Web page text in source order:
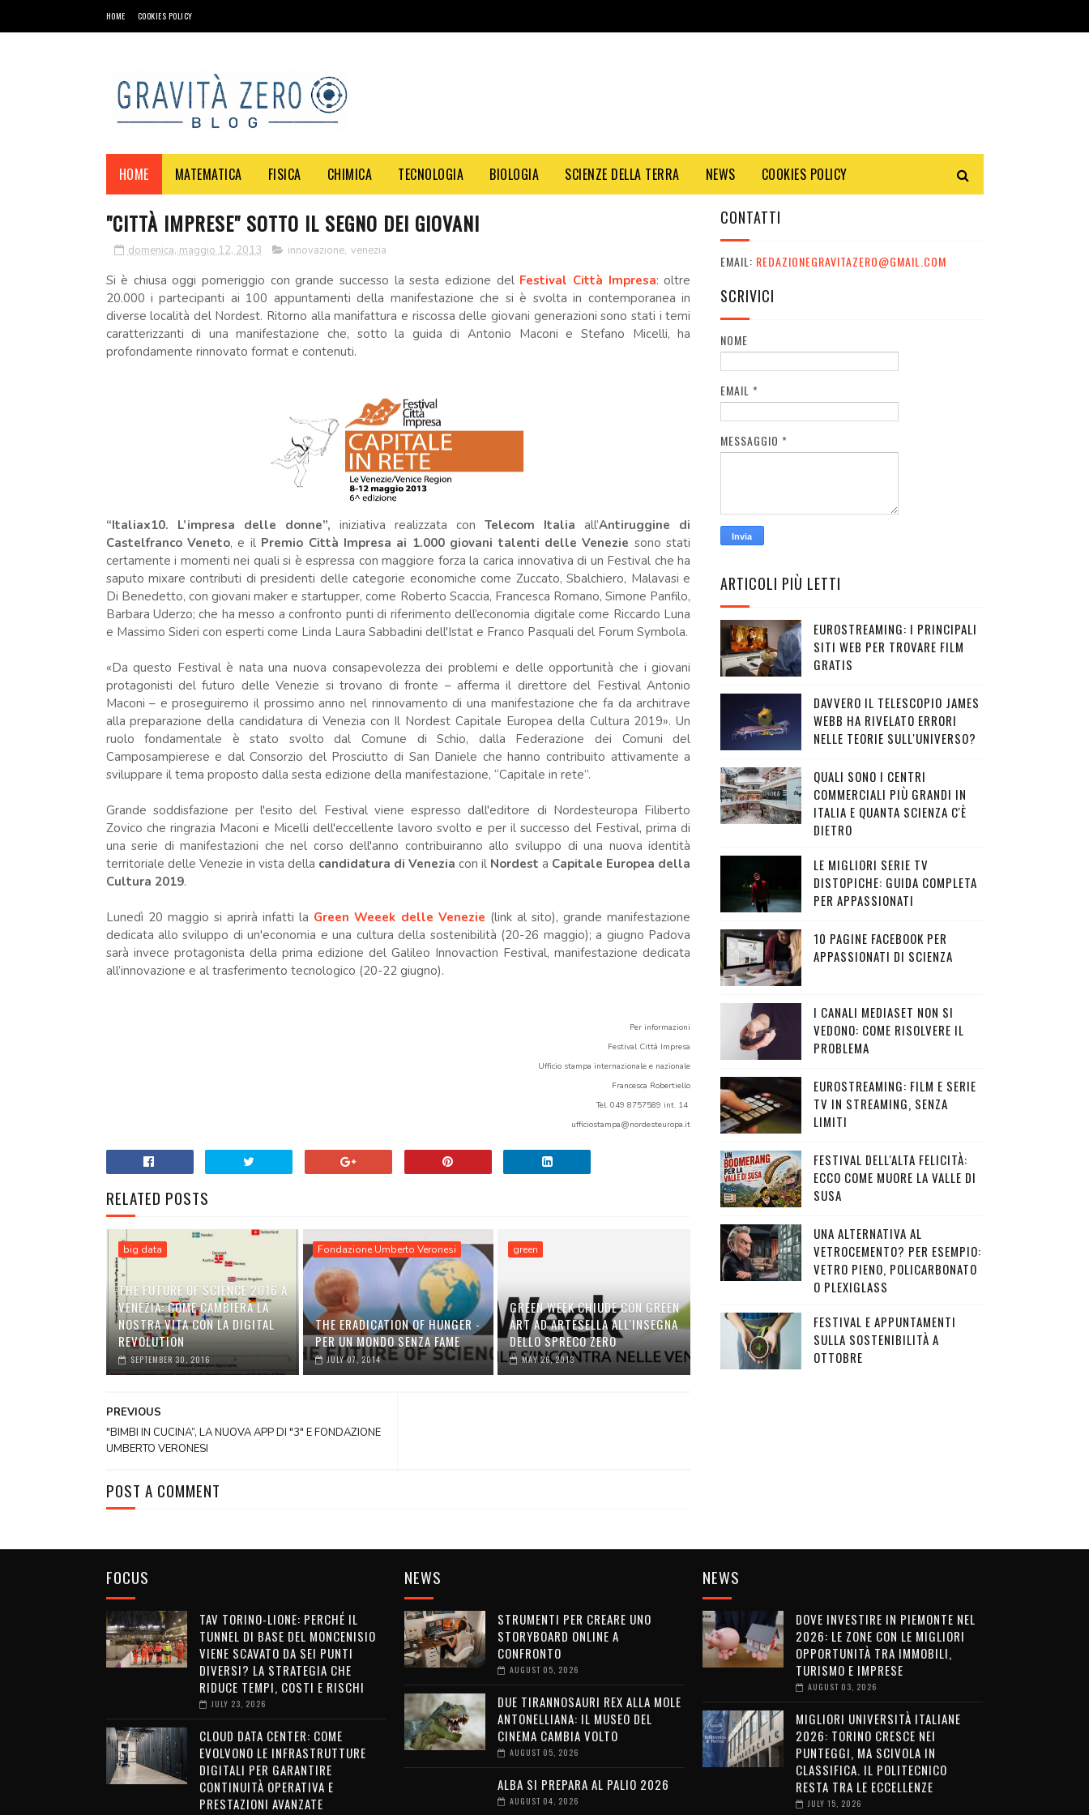
HOME COOKIES POLICY
HOME MATEMATICA FISICA CHIMICA TECNOLOGIA BIOLOGIA SCIENZE DELLA TERRA NEWS COOKIES POLICY
"CITTÀ IMPRESE" SOTTO IL SEGNO DEI GIOVANI
domenica, maggio 12, 2013 innovazione, venezia
Si è chiusa oggi pomeriggio con grande successo la sesta edizione del Festival Città Impresa: oltre
20.000 i partecipanti ai 100 appuntamenti della manifestazione che si è svolta in contemporanea in
diverse località del Nordest. Ritorno alla manifattura e riscossa delle giovani generazioni sono stati i temi
caratterizzanti di una manifestazione che, sotto la guida di Antonio Maconi e Stefano Micelli, ha
profondamente rinnovato format e contenuti.
“Italiax10. L’impresa delle donne”, iniziativa realizzata conTelecom Italia all’Antiruggine di
Castelfranco Veneto, e il Premio Città Impresa ai 1.000 giovani talenti delle Venezie sono stati
certamente i momenti nei quali si è espressa con maggiore forza la carica innovativa di un Festival che ha
saputo mixare contributi di presidenti delle categorie economiche come Zuccato, Sbalchiero, Malavasi e
Di Benedetto, con giovani maker e startupper, come Roberto Scaccia, Francesca Romano, Simone Panfilo,
Barbara Uderzo; che ha messo a confronto punti di riferimento dell’economia digitale come Riccardo Luna
e Massimo Sideri con esperti come Linda Laura Sabbadini dell'Istat e Franco Pasquali del Forum Symbola.
«Da questo Festival è nata una nuova consapevolezza dei problemi e delle opportunità che i giovani
protagonisti del futuro delle Venezie si trovano di fronte – afferma il direttore del Festival Antonio
Maconi – e proseguiremo il prossimo anno nel rinnovamento di una manifestazione che fa da architrave
alla preparazione della candidatura di Venezia con Il Nordest Capitale Europea della Cultura 2019». Un
ruolo fondamentale è stato svolto dal Comune di Schio, dalla Federazione dei Comuni del
Camposampierese e dal Consorzio del Prosciutto di San Daniele che hanno contribuito attivamente a
sviluppare il tema proposto dalla sesta edizione della manifestazione, “Capitale in rete”.
Grande soddisfazione per l'esito del Festival viene espresso dall'editore di Nordesteuropa Filiberto
Zovico che ringrazia Maconi e Micelli dell'eccellente lavoro svolto e per il successo del Festival, prima di
una serie di manifestazioni che nel corso dell'anno contribuiranno allo sviluppo di una nuova identità
territoriale delle Venezie in vista della candidatura di Venezia con il Nordest a Capitale Europea della
Cultura 2019.
Lunedì 20 maggio si aprirà infatti la Green Weeek delle Venezie (link al sito), grande manifestazione
dedicata allo sviluppo di un'economia e una cultura della sostenibilità (20-26 maggio); a giugno Padova
sarà invece protagonista della prima edizione del Galileo Innovaction Festival, manifestazione dedicata
all’innovazione e al trasferimento tecnologico (20-22 giugno).
Per informazioni
Festival Città Impresa
Ufficio stampa internazionale e nazionale
Francesca Robertiello
Tel. 049 8757589 int. 14
ufficiostampa@nordesteuropa.it
RELATED POSTS
big data
THE FUTURE OF SCIENCE 2016 A
VENEZIA: COME CAMBIERÀ LA
NOSTRA VITA CON LA DIGITAL
REVOLUTION
SEPTEMBER 30, 2016
Fondazione Umberto Veronesi
THE ERADICATION OF HUNGER -
PER UN MONDO SENZA FAME
JULY 07, 2014
green
GREEN WEEK CHIUDE CON GREEN
ART AD ARTESELLA ALL'INSEGNA
DELLO SPRECO ZERO
MAY 26, 2013
PREVIOUS
"BIMBI IN CUCINA”, LA NUOVA APP DI "3" E FONDAZIONE
UMBERTO VERONESI
POST A COMMENT
CONTATTI
EMAIL: REDAZIONEGRAVITAZERO@GMAIL.COM
SCRIVICI
NOME
EMAIL *
MESSAGGIO *
ARTICOLI PIÙ LETTI
EUROSTREAMING: I PRINCIPALI
SITI WEB PER TROVARE FILM
GRATIS
DAVVERO IL TELESCOPIO JAMES
WEBB HA RIVELATO ERRORI
NELLE TEORIE SULL'UNIVERSO?
QUALI SONO I CENTRI
COMMERCIALI PIÙ GRANDI IN
ITALIA E QUANTA SCIENZA C'È
DIETRO
LE MIGLIORI SERIE TV
DISTOPICHE: GUIDA COMPLETA
PER APPASSIONATI
10 PAGINE FACEBOOK PER
APPASSIONATI DI SCIENZA
I CANALI MEDIASET NON SI
VEDONO: COME RISOLVERE IL
PROBLEMA
EUROSTREAMING: FILM E SERIE
TV IN STREAMING, SENZA
LIMITI
FESTIVAL DELL'ALTA FELICITÀ:
ECCO COME MUORE LA VALLE DI
SUSA
UNA ALTERNATIVA AL
VETROCEMENTO? PER ESEMPIO:
VETRO PIENO, POLICARBONATO
O PLEXIGLASS
FESTIVAL E APPUNTAMENTI
SULLA SOSTENIBILITÀ A
OTTOBRE
FOCUS
TAV TORINO-LIONE: PERCHÉ IL
TUNNEL DI BASE DEL MONCENISIO
VIENE SCAVATO DA SEI PUNTI
DIVERSI? LA STRATEGIA CHE
RIDUCE TEMPI, COSTI E RISCHI
JULY 23, 2026
CLOUD DATA CENTER: COME
EVOLVONO LE INFRASTRUTTURE
DIGITALI PER GARANTIRE
CONTINUITÀ OPERATIVA E
PRESTAZIONI AVANZATE
NEWS
STRUMENTI PER CREARE UNO
STORYBOARD ONLINE A
CONFRONTO
AUGUST 05, 2026
DUE TIRANNOSAURI REX ALLA MOLE
ANTONELLIANA: IL MUSEO DEL
CINEMA CAMBIA VOLTO
AUGUST 05, 2026
ALBA SI PREPARA AL PALIO 2026
AUGUST 04, 2026
NEWS
DOVE INVESTIRE IN PIEMONTE NEL
2026: LE ZONE CON LE MIGLIORI
OPPORTUNITÀ TRA IMMOBILI,
TURISMO E IMPRESE
AUGUST 03, 2026
MIGLIORI UNIVERSITÀ ITALIANE
2026: TORINO CRESCE NEI
PUNTEGGI, MA SCIVOLA IN
CLASSIFICA. IL POLITECNICO
RESTA TRA LE ECCELLENZE
JULY 15, 2026